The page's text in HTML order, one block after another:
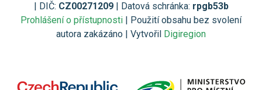
| DIČ: CZ00271209| Datová schránka: rpgb53b
Prohlášení o přístupnosti | Použití obsahu bez svolení
autora zakázáno | Vytvořil Digiregion